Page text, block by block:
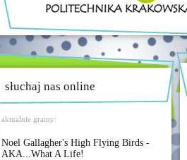
słuchaj nas online
aktualnie gramy:
Noel Gallagher's High Flying Birds -
AKA...What A Life!